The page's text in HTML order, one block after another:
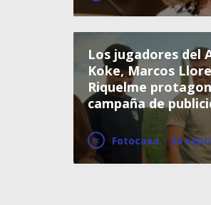
Los jugadores del
Koke, Marcos
Riquelme
campaña de
Fotocasa · 24